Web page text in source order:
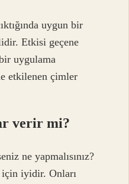
uygun bir
Etkisi geçene
uygulama
etkilenen çimler
verir mi?
ne yapmalısınız?
iyidir. Onları